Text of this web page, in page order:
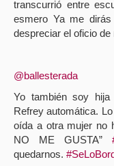
transcurrió entre
esmero Ya me
despreciar el oficio
@ballesterada
Yo también soy
Refrey automática.
oída a otra mujer no
NO ME GUSTA”
quedarnos.